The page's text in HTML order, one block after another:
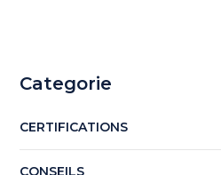
Categorie
CERTIFICATIONS
CONSEILS